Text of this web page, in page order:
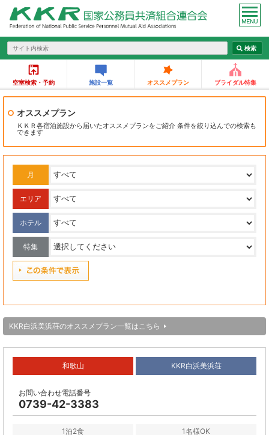
空室検索・予約 施設一覧 オススメプラン ブライダル特集
オススメプラン
ＫＫＲ各宿泊施設から届いたオススメプランをご紹介 条件を絞り込んでの検索も
できます
月
エリア
ホテル
特集
KKR白浜美浜荘のオススメプラン一覧はこちら
和歌山 KKR白浜美浜荘
お問い合わせ電話番号
0739-42-3383
1泊2食 1名様OK